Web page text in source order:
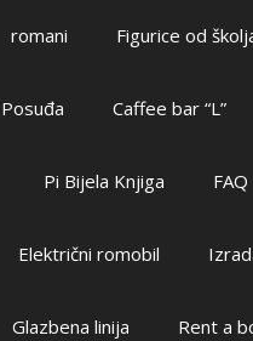
romani Figurice od
Caffee bar “L”
Pi Bijela Knjiga FAQ
Električni romobil
Glazbena linija Rent a